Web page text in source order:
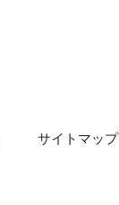
サイトマップ